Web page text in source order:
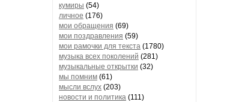
кумиры (54)
личное (176)
мои обращения (69)
мои поздравления (59)
мои рамочки для текста (1780)
музыка всех поколений (281)
музыкальные открытки (32)
мы помним (61)
мысли вслух (203)
новости и политика (111)